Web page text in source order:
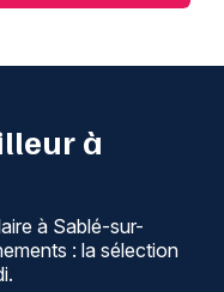
à
à Sablé-sur-
: la sélection